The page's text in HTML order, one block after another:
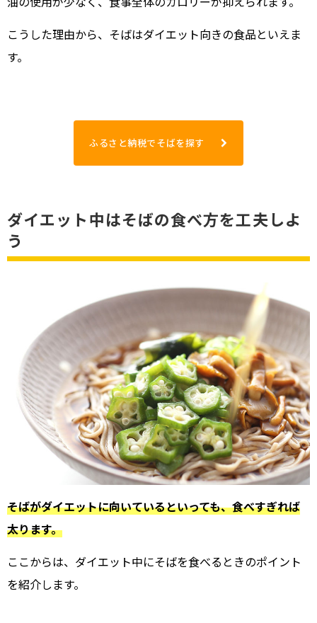
こうした理由から、そばはダイエット向きの食品といえま
す。
ふるさと納税でそばを探す
ダイエット中はそばの食べ方を工夫しよ
う
そばがダイエットに向いているといっても、食べすぎれば
太ります。
ここからは、ダイエット中にそばを食べるときのポイント
を紹介します。